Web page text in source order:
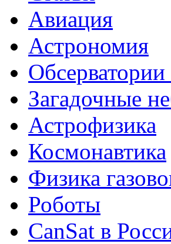
Авиация
Астрономия
Загадочные
Астрофизика
Космонавтика
Физика
Роботы
CanSat в